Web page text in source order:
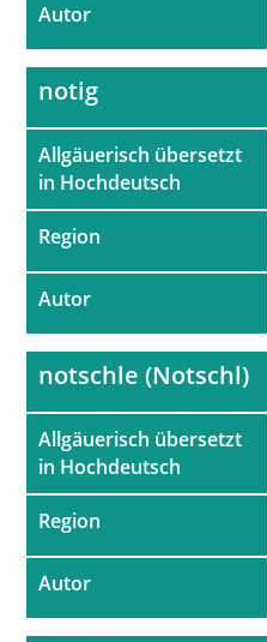
Autor
Allgäuerisch übersetzt
in Hochdeutsch
Region
Autor
notig
Allgäuerisch übersetzt
in Hochdeutsch
Region
Autor
notschle (Notschl)